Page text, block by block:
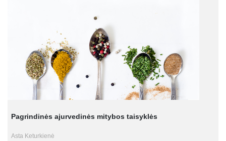
Pagrindinės ajurvedinės mitybos taisyklės
Asta Keturkienė